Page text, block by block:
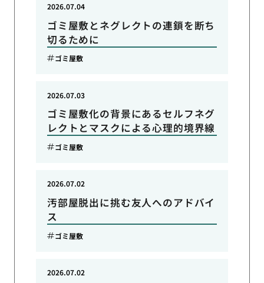
ゴミ屋敷とネグレクトの連鎖を断ち
切るために
2026.07.04
ゴミ屋敷
ゴミ屋敷化の背景にあるセルフネグ
レクトとマスクによる心理的境界線
2026.07.03
ゴミ屋敷
汚部屋脱出に挑む友人へのアドバイ
ス
2026.07.02
ゴミ屋敷
2026.07.02